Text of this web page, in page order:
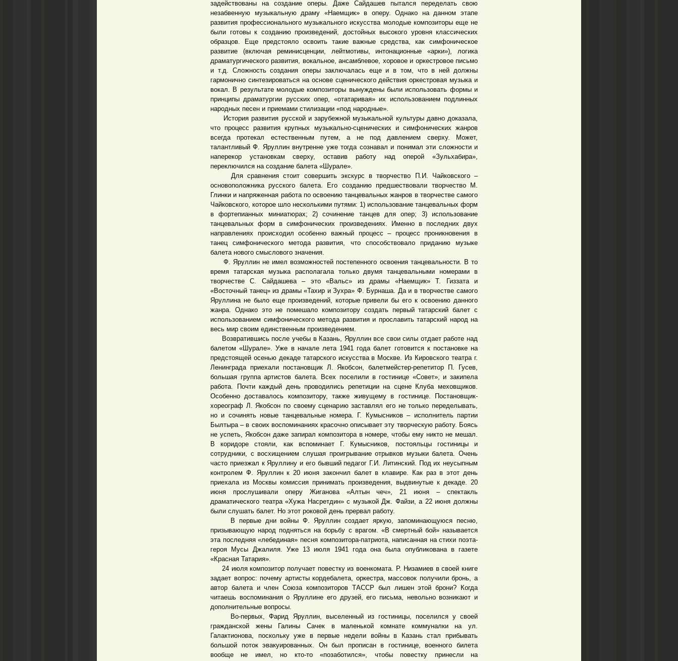
задействованы на создание оперы. Даже Сайдашев пытался переделать свою
незабвенную музыкальную драму «Наемщик» в оперу. Однако на данном этапе
развития профессионального музыкального искусства молодые композиторы еще не
были готовы к созданию произведений, достойных высокого уровня классических
образцов. Еще предстояло освоить такие важные средства, как симфоническое
развитие (включая реминисценции, лейтмотивы, интонационные «арки»), логика
драматургического развития, вокальное, ансамблевое, хоровое и оркестровое письмо
и т.д. Сложность создания оперы заключалась еще и в том, что в ней должны
гармонично синтезироваться на основе сценического действия оркестровая музыка и
вокал. В результате молодые композиторы вынуждены были использовать формы и
принципы драматургии русских опер, «отатаривая» их использованием подлинных
народных песен и приемами стилизации «под народные».
История развития русской и зарубежной музыкальной культуры давно доказала,
что процесс развития крупных музыкально-сценических и симфонических жанров
всегда протекал естественным путем, а не под давлением сверху. Может,
талантливый Ф. Яруллин внутренне уже тогда сознавал и понимал эти сложности и
наперекор установкам сверху, оставив работу над оперой «Зульхабира»,
переключился на создание балета «Шурале».
Для сравнения стоит совершить экскурс в творчество П.И. Чайковского –
основоположника русского балета. Его созданию предшествовали творчество М.
Глинки и напряженная работа по освоению танцевальных жанров в творчестве самого
Чайковского, которое шло несколькими путями: 1) использование танцевальных форм
в фортепианных миниатюрах; 2) сочинение танцев для опер; 3) использование
танцевальных форм в симфонических произведениях. Именно в последних двух
направлениях происходил особенно важный процесс – процесс проникновения в
танец симфонического метода развития, что способствовало приданию музыке
балета нового смыслового значения.
Ф. Яруллин не имел возможностей постепенного освоения танцевальности. В то
время татарская музыка располагала только двумя танцевальными номерами в
творчестве С. Сайдашева – это «Вальс» из драмы «Наемщик» Т. Гиззата и
«Восточный танец» из драмы «Тахир и Зухра» Ф. Бурнаша. Да и в творчестве самого
Яруллина не было еще произведений, которые привели бы его к освоению данного
жанра. Однако это не помешало композитору создать первый татарский балет с
использованием симфонического метода развития и прославить татарский народ на
весь мир своим единственным произведением.
Возвратившись после учебы в Казань, Яруллин все свои силы отдает работе над
балетом «Шурале». Уже в начале лета 1941 года балет готовится к постановке на
предстоящей осенью декаде татарского искусства в Москве. Из Кировского театра г.
Ленинграда приехали постановщик Л. Якобсон, балетмейстер-репетитор П. Гусев,
большая группа артистов балета. Всех поселили в гостинице «Совет», и закипела
работа. Почти каждый день проводились репетиции на сцене Клуба меховщиков.
Особенно доставалось композитору, также живущему в гостинице. Постановщик-
хореограф Л. Якобсон по своему сценарию заставлял его не только переделывать,
но и сочинять новые танцевальные номера. Г. Кумысников – исполнитель партии
Былтыра – в своих воспоминаниях красочно описывает эту творческую работу. Боясь
не успеть, Якобсон даже запирал композитора в номере, чтобы ему никто не мешал.
В коридоре стояли, как вспоминает Г. Кумысников, постояльцы гостиницы и
сотрудники, с восхищением слушая проигрывание отрывков музыки балета. Очень
часто приезжал к Яруллину и его бывший педагог Г.И. Литинский. Под их неусыпным
контролем Ф. Яруллин к 20 июня закончил балет в клавире. Как раз в этот день
приехала из Москвы комиссия принимать произведения, выдвинутые к декаде. 20
июня прослушивали оперу Жиганова «Алтын чеч», 21 июня – спектакль
драматического театра «Хужа Насретдин» с музыкой Дж. Файзи, а 22 июня должны
были слушать балет. Но этот роковой день прервал работу.
В первые дни войны Ф. Яруллин создает яркую, запоминающуюся песню,
призывающую народ подняться на борьбу с врагом. «В смертный бой» называется
эта последняя «лебединая» песня композитора-патриота, написанная на стихи поэта-
героя Мусы Джалиля. Уже 13 июля 1941 года она была опубликована в газете
«Красная Татария».
24 июля композитор получает повестку из военкомата. Р. Низамиев в своей книге
задает вопрос: почему артисты кордебалета, оркестра, массовок получили бронь, а
автор балета и член Союза композиторов ТАССР был лишен этой брони? Когда
читаешь воспоминания о Яруллине его друзей, его письма, невольно возникают и
дополнительные вопросы.
Во-первых, Фарид Яруллин, выселенный из гостиницы, поселился у своей
гражданской жены Галины Сачек в маленькой комнате коммуналки на ул.
Галактионова, поскольку уже в первые недели войны в Казань стал прибывать
большой поток эвакуированных. Он был прописан в гостинице, военного билета
вообще не имел, но кто-то «позаботился», чтобы повестку принесли на